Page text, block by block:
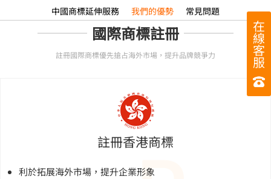
在
線
客
服
中國商標延伸服務
我們的優勢 常見問題
國際商標註冊
註冊國際商標優先搶占海外市場，提升品牌競爭力
註冊香港商標
利於拓展海外市場，提升企業形象